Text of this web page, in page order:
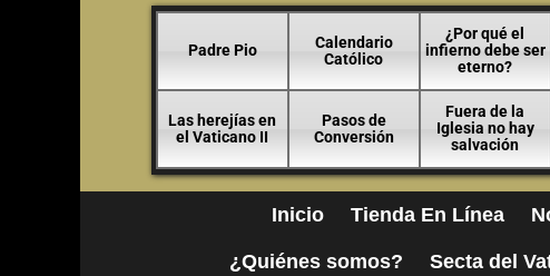
Padre Pio
Calendario
Católico
¿Por qué el
infierno debe ser
eterno?
Las herejías en
el Vaticano II
Pasos de
Conversión
Fuera de la
Iglesia no hay
salvación
Inicio Tienda En Línea
¿Quiénes somos? Secta del